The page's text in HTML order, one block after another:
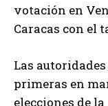
votación en
Caracas con el
Las
primeras en
elecciones de